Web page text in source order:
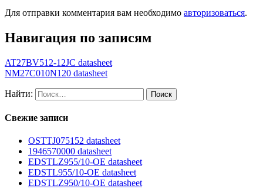
Для отправки комментария вам необходимо авторизоваться.
Навигация по записям
AT27BV512-12JC datasheet
NM27C010N120 datasheet
Найти:
Свежие записи
OSTTJ075152 datasheet
1946570000 datasheet
EDSTLZ955/10-OE datasheet
EDSTL955/10-OE datasheet
EDSTLZ950/10-OE datasheet